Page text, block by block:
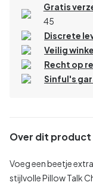
Gratis
45
Discrete
Veilig
Recht op
Sinful's
Over dit product
Voeg een beetje
stijlvolle Pillow Talk